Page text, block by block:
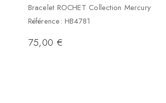
Bracelet ROCHET Collection Mercury
Référence: HB4781
75,00 €